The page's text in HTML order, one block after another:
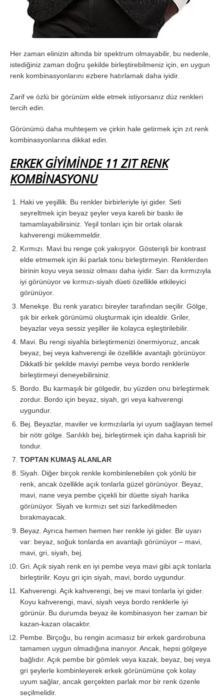
Her zaman elinizin altında bir spektrum olmayabilir, bu nedenle,
istediğiniz zaman doğru şekilde birleştirebilmeniz için, en uygun
renk kombinasyonlarını ezbere hatırlamak daha iyidir.
Zarif ve özlü bir görünüm elde etmek istiyorsanız düz renkleri
tercih edin.
Görünümü daha muhteşem ve çirkin hale getirmek için zıt renk
kombinasyonlarına dikkat edin.
ERKEK GİYİMİNDE 11 ZIT RENK
KOMBİNASYONU
Haki ve yeşillik. Bu renkler birbirleriyle iyi gider. Seti
seyreltmek için beyaz şeyler veya kareli bir baskı ile
tamamlayabilirsiniz. Yeşil tonları için bir ortak olarak
kahverengi mükemmeldir.
Kırmızı. Mavi bu renge çok yakışıyor. Gösterişli bir kontrast
elde etmemek için iki parlak tonu birleştirmeyin. Renklerden
birinin koyu veya sessiz olması daha iyidir. Sarı da kırmızıyla
iyi görünüyor ve kırmızı-siyah düeti özellikle etkileyici
görünüyor.
Menekşe. Bu renk yaratıcı bireyler tarafından seçilir. Gölge,
şık bir erkek görünümü oluşturmak için idealdir. Griler,
beyazlar veya sessiz yeşiller ile kolayca eşleştirilebilir.
Mavi. Bu rengi siyahla birleştirmenizi önermiyoruz, ancak
beyaz, bej veya kahverengi ile özellikle avantajlı görünüyor.
Dikkatli bir şekilde maviyi pembe veya bordo renklerle
birleştirmeyi deneyebilirsiniz.
Bordo. Bu karmaşık bir gölgedir, bu yüzden onu birleştirmek
zordur. Bordo için beyaz, siyah, gri veya kahverengi
uygundur.
Bej. Beyazlar, maviler ve kırmızılarla iyi uyum sağlayan temel
bir nötr gölge. Sarılıklı bej, birleştirmek için daha kaprisli bir
tondur.
TOPTAN KUMAŞ ALANLAR
Siyah. Diğer birçok renkle kombinlenebilen çok yönlü bir
renk, ancak özellikle açık tonlarla güzel görünüyor. Beyaz,
mavi, nane veya pembe çiçekli bir düette siyah harika
görünüyor. Siyah ve kırmızı set sizi farkedilmeden
bırakmayacak.
Beyaz. Ayrıca hemen hemen her renkle iyi gider. Bir uyarı
var: beyaz, soğuk tonlarda en avantajlı görünüyor – mavi,
mavi, gri, siyah, bej.
Gri. Açık siyah renk en iyi pembe veya mavi gibi açık tonlarla
birleştirilir. Koyu gri için siyah, mavi, bordo uygundur.
Kahverengi. Açık kahverengi, bej ve mavi tonlarla iyi gider.
Koyu kahverengi, mavi, siyah veya bordo renklerle iyi
görünür. Bu durumda beyaz ile kombinasyon her zaman bir
kazan-kazan olacaktır.
Pembe. Birçoğu, bu rengin acımasız bir erkek gardırobuna
tamamen uygun olmadığına inanıyor. Ancak, hepsi gölgeye
bağlıdır. Açık pembe bir gömlek veya kazak, beyaz, bej veya
gri şeylerle kombinleyerek erkek görünümüne çok kolay
uyum sağlar, ancak gerçekten parlak mor bir renk özenle
seçilmelidir.